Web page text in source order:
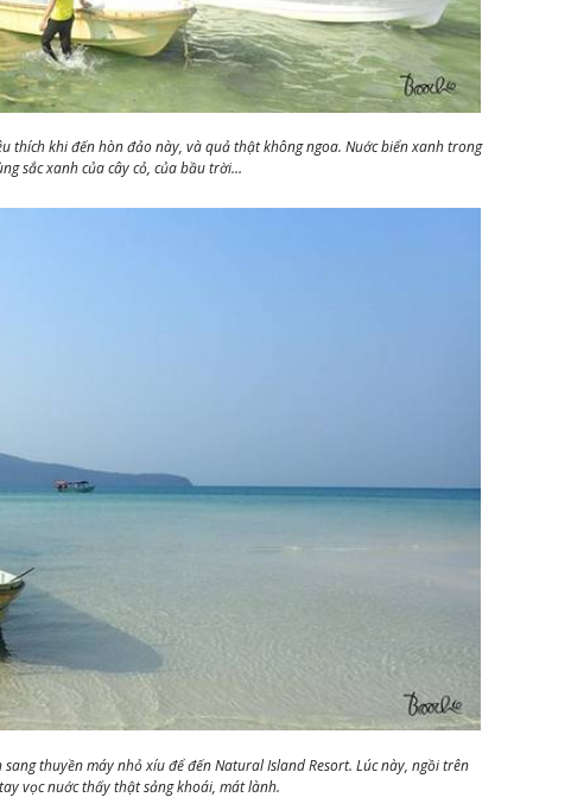
thích khi đến hòn đảo này, và quả thật không ngoa. Nuớc biển xanh trong
sắc xanh của cây cỏ, của bầu trời…
thuyền máy nhỏ xíu để đến Natural Island Resort. Lúc này, ngồi trên
vọc nuớc thấy thật sảng khoái, mát lành.